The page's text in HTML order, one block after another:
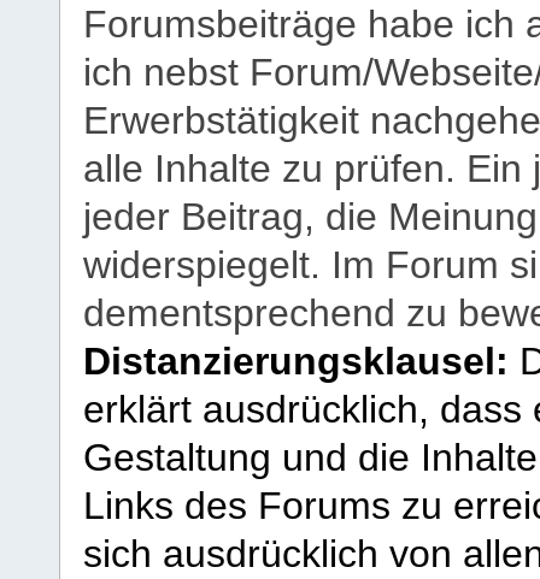
Forumsbeiträge habe ich
ich nebst Forum/
Erwerbstätigkeit
alle Inhalte zu prüfen.
jeder Beitrag, die
widerspiegelt. Im Forum
dementsprechend zu
Distanzierungsklausel:
erklärt ausdrücklich,
Gestaltung und die
Links des Forums zu
sich ausdrücklich von